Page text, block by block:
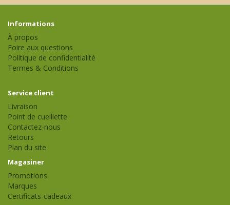
Informations
À propos
Foire aux questions
Politique de confidentialité
Termes & Conditions
Service client
Livraison
Point de cueillette
Contactez-nous
Retours
Plan du site
Magasiner
Promotions
Marques
Certificats-cadeaux